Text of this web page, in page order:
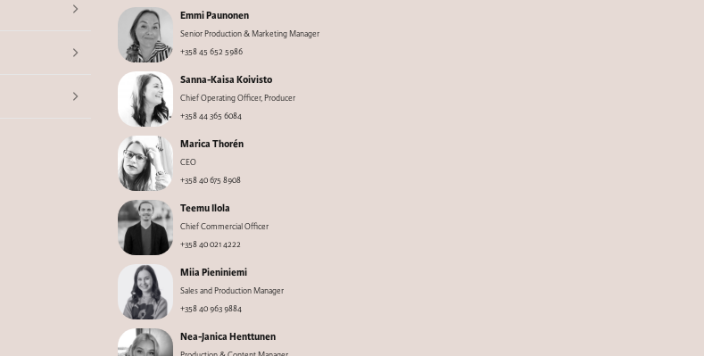
Emmi Paunonen
Senior Production & Marketing Manager
+358 45 652 5986
Sanna-Kaisa Koivisto
Chief Operating Officer, Producer
+358 44 365 6084
Marica Thorén
CEO
+358 40 675 8908
Teemu Ilola
Chief Commercial Officer
+358 40 021 4222
Miia Pieniniemi
Sales and Production Manager
+358 40 963 9884
Nea-Janica Henttunen